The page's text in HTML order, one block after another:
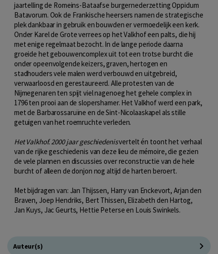
jaartelling de Romeins-Bataafse burgernederzetting Oppidum
Batavorum. Ook de Frankische heersers namen de strategische
plek dankbaar in gebruik en bouwden er vermoedelijk een kerk.
Onder Karel de Grote verrees op het Valkhof een palts, die hij
met enige regelmaat bezocht. In de lange periode daarna
groeide het gebouwencomplex uit tot een trotse burcht die
onder opeenvolgende keizers, graven, hertogen en
stadhouders vele malen werd verbouwd en uitgebreid,
verwaarloosd en gerestaureerd. Alle protesten van de
Nijmegenaren ten spijt viel nagenoeg het gehele complex in
1796 ten prooi aan de slopershamer. Het Valkhof werd een park,
met de Barbarossaruïne en de Sint-Nicolaaskapel als stille
getuigen van het roemruchte verleden.
Het Valkhof. 2000 jaar geschiedenisvertelt én toont het verhaal
van de rijke geschiedenis van deze lieu de mémoire, die gezien
de vele plannen en discussies over reconstructie van de hele
burcht of alleen de donjon nog altijd de harten beroert.
Met bijdragen van: Jan Thijssen, Harry van Enckevort, Arjan den
Braven, Joep Hendriks, Bert Thissen, Elizabeth den Hartog,
Jan Kuys, Jac Geurts, Hettie Peterse en Louis Swinkels.
Auteur(s)